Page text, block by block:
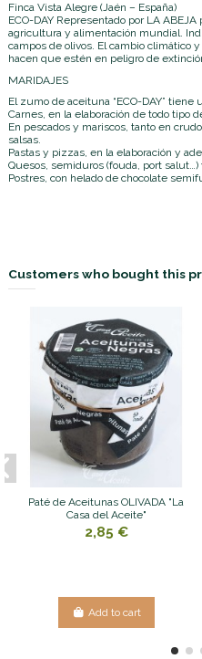
Finca Vista Alegre (Jaén – España)
ECO-DAY Representado por LA ABEJA
agricultura y alimentación mundial.
campos de olivos. El cambio climático
hacen que estén en peligro de
MARIDAJES
El zumo de aceituna “ECO-DAY” tiene
Carnes, en la elaboración de todo tipo
En pescados y mariscos, tanto en
salsas.
Pastas y pizzas, en la elaboración y
Quesos, semiduros (fouda, port
Postres, con helado de chocolate
Customers who bought this
Paté de Aceitunas OLIVADA "La
Casa del Aceite"
2,85 €
Add to cart